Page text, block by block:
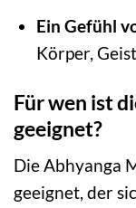
Ein Gefühl
Körper,
Für wen ist
geeignet?
Die Abhyanga
geeignet, der